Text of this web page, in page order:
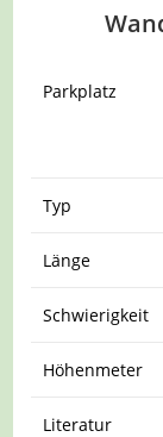
Parkplatz
Typ
Länge
Schwierigkeit
Höhenmeter
Literatur